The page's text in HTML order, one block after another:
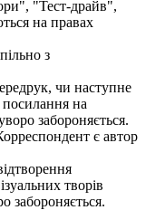
"Тест-драйв",
на правах
з
чи наступне
на
забороняється.
є автор
творів
забороняється.